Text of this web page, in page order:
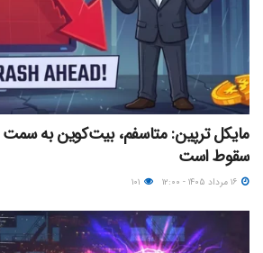
سقوط است